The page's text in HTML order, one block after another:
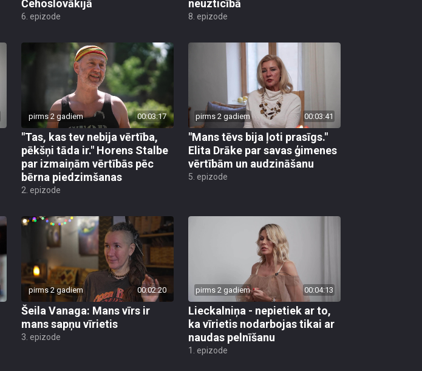
Čehoslovākijā
6. epizode
neuzticībā
8. epizode
pirms 2 gadiem 00:03:17
"Tas, kas tev nebija vērtība,
pēkšņi tāda ir." Horens Stalbe
par izmaiņām vērtībās pēc
bērna piedzimšanas
2. epizode
pirms 2 gadiem 00:03:41
"Mans tēvs bija ļoti prasīgs."
Elita Drāke par savas ģimenes
vērtībām un audzināšanu
5. epizode
pirms 2 gadiem 00:02:20
Šeila Vanaga: Mans vīrs ir
mans sapņu vīrietis
3. epizode
pirms 2 gadiem 00:04:13
Lieckalniņa - nepietiek ar to,
ka vīrietis nodarbojas tikai ar
naudas pelnīšanu
1. epizode